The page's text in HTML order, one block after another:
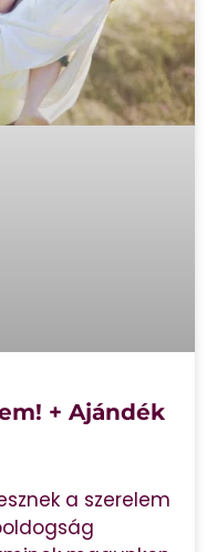
+ Ajándék
a szerelem